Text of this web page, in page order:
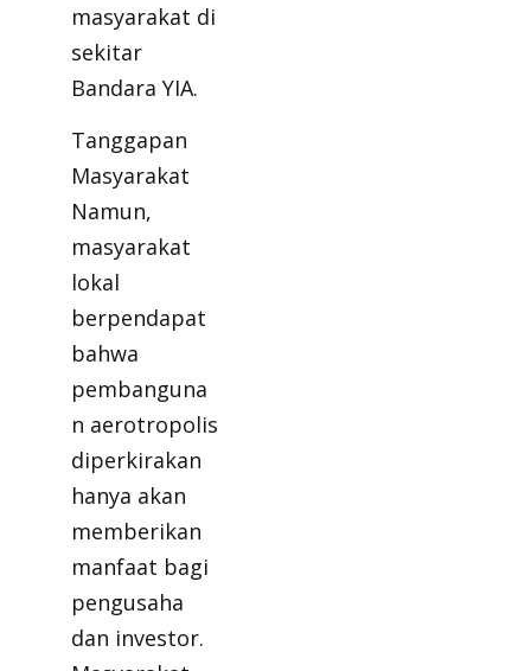
masyarakat di
sekitar
Bandara YIA.
Tanggapan
Masyarakat
Namun,
masyarakat
lokal
berpendapat
bahwa
pembanguna
n aerotropolis
diperkirakan
hanya akan
memberikan
manfaat bagi
pengusaha
dan investor.